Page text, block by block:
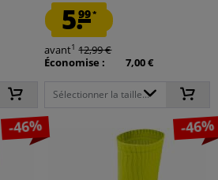
5.99*
avant1 12,99 €
Économise :
7,00 €
Sélectionner la taille...
-46% -46%